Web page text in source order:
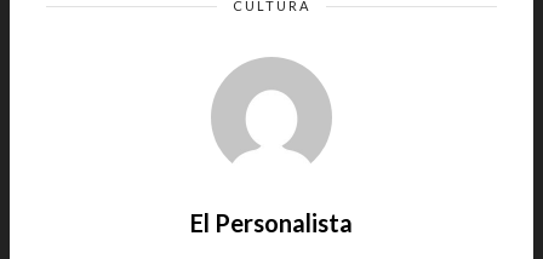
CULTURA
El Personalista